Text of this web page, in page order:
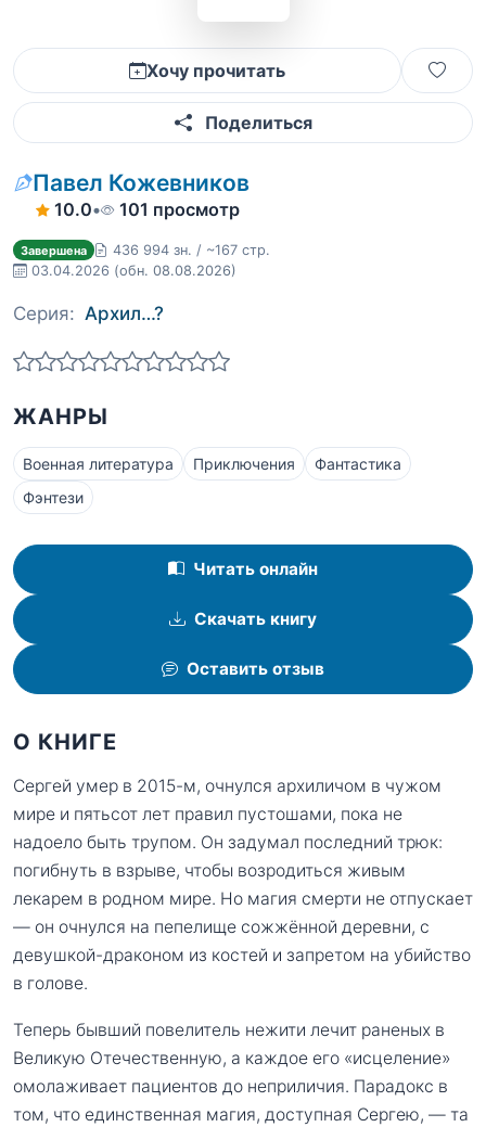
Хочу прочитать
Поделиться
Павел Кожевников
10.0• 101 просмотр
Завершена
436 994 зн. / ~167 стр.
03.04.2026 (обн. 08.08.2026)
Серия: Архил…?
ЖАНРЫ
Военная литература Приключения
Фантастика
Фэнтези
Читать онлайн
Скачать книгу
Оставить отзыв
О КНИГЕ
Сергей умер в 2015-м, очнулся архиличом в чужом
мире и пятьсот лет правил пустошами, пока не
надоело быть трупом. Он задумал последний трюк:
погибнуть в взрыве, чтобы возродиться живым
лекарем в родном мире. Но магия смерти не отпускает
— он очнулся на пепелище сожжённой деревни, с
девушкой-драконом из костей и запретом на убийство
в голове.
Теперь бывший повелитель нежити лечит раненых в
Великую Отечественную, а каждое его «исцеление»
омолаживает пациентов до неприличия. Парадокс в
том, что единственная магия, доступная Сергею, — та